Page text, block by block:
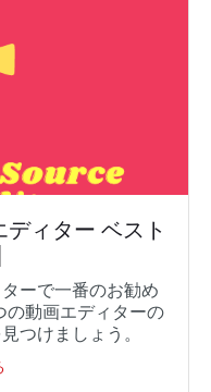
ィター ベスト
ーで一番のお勧め
の動画エディターの
つけましょう。